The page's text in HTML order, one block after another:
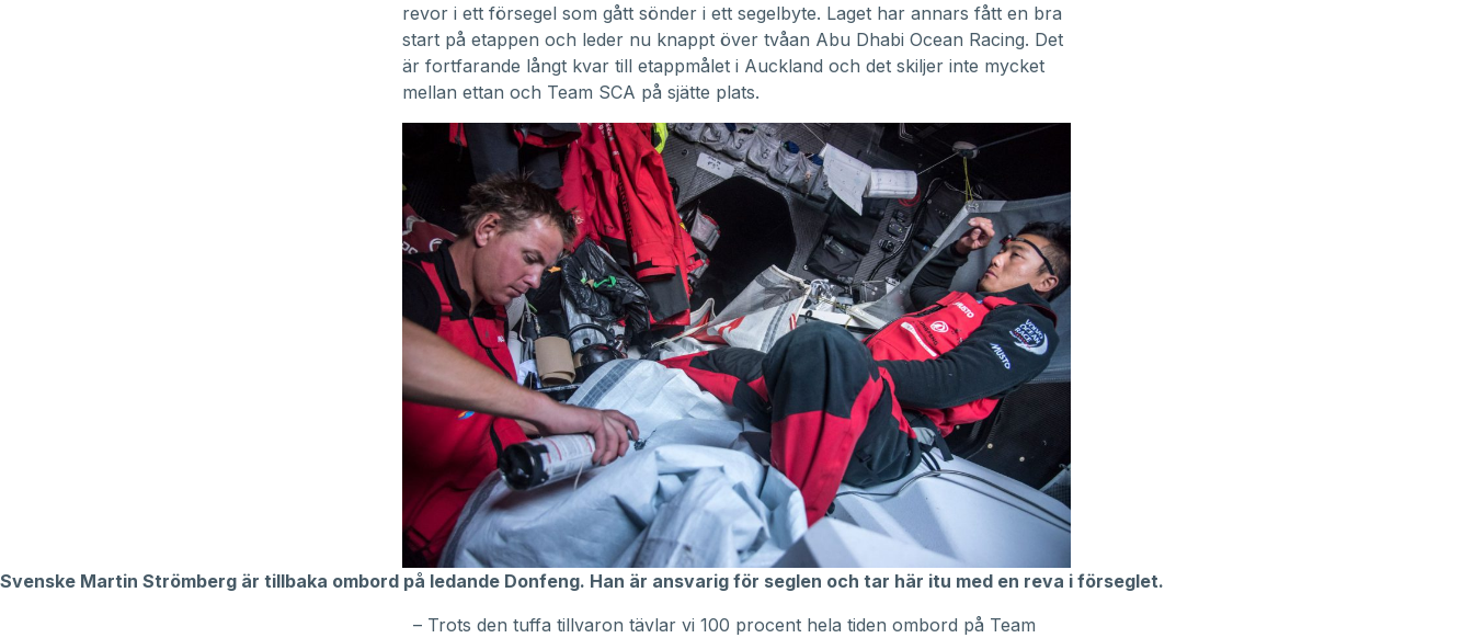
revor i ett försegel som gått sönder i ett segelbyte. Laget har annars fått en bra
start på etappen och leder nu knappt över tvåan Abu Dhabi Ocean Racing. Det
är fortfarande långt kvar till etappmålet i Auckland och det skiljer inte mycket
mellan ettan och Team SCA på sjätte plats.
Svenske Martin Strömberg är tillbaka ombord på ledande Donfeng. Han är ansvarig för seglen och tar här itu med en reva i förseglet.
– Trots den tuffa tillvaron tävlar vi 100 procent hela tiden ombord på Team